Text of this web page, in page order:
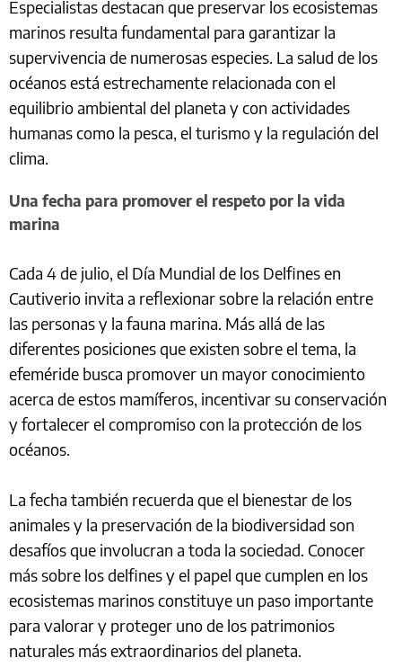
Especialistas destacan que preservar los ecosistemas
marinos resulta fundamental para garantizar la
supervivencia de numerosas especies. La salud de los
océanos está estrechamente relacionada con el
equilibrio ambiental del planeta y con actividades
humanas como la pesca, el turismo y la regulación del
clima.
Una fecha para promover el respeto por la vida
marina
Cada 4 de julio, el Día Mundial de los Delfines en
Cautiverio invita a reflexionar sobre la relación entre
las personas y la fauna marina. Más allá de las
diferentes posiciones que existen sobre el tema, la
efeméride busca promover un mayor conocimiento
acerca de estos mamíferos, incentivar su conservación
y fortalecer el compromiso con la protección de los
océanos.
La fecha también recuerda que el bienestar de los
animales y la preservación de la biodiversidad son
desafíos que involucran a toda la sociedad. Conocer
más sobre los delfines y el papel que cumplen en los
ecosistemas marinos constituye un paso importante
para valorar y proteger uno de los patrimonios
naturales más extraordinarios del planeta.